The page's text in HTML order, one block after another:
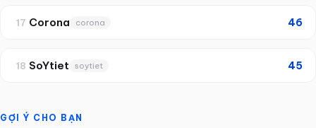
17 Corona corona 46
18 SoYtiet soytiet 45
GỢI Ý CHO BẠN